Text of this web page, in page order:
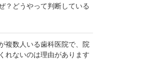
？どうやって判断している
複数人いる歯科医院で、院
れないのは理由があります